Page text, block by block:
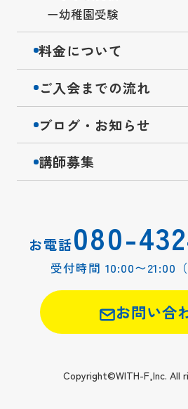
幼稚園受験
料金について
ご入会までの流れ
ブログ・お知らせ
講師募集
お電話080-
受付時間 10:00〜21:00
お問い合
Copyright©WITH-F,Inc. All